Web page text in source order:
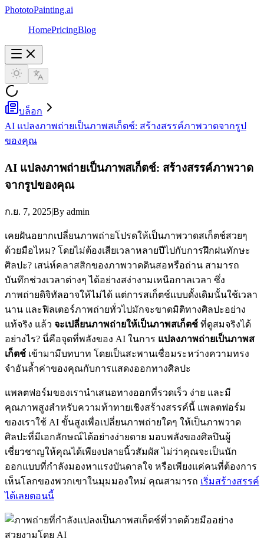
PhototoPainting.ai
HomePricingBlog
บล็อก
AI แปลงภาพถ่ายเป็นภาพสเก็ตช์: สร้างสรรค์ภาพวาดจากรูป
ของคุณ
AI แปลงภาพถ่ายเป็นภาพสเก็ตช์: สร้างสรรค์ภาพวาด
จากรูปของคุณ
ก.ย. 7, 2025|By admin
เคยฝันอยากเปลี่ยนภาพถ่ายโปรดให้เป็นภาพวาดสเก็ตช์สวยๆ
ด้วยมือไหม? โดยไม่ต้องเสียเวลาหลายปีไปกับการฝึกฝนทักษะ
ศิลปะ? เสน่ห์คลาสสิกของภาพวาดดินสอหรือถ่าน สามารถ
บันทึกช่วงเวลาต่างๆ ได้อย่างสง่างามเหนือกาลเวลา ซึ่ง
ภาพถ่ายดิจิทัลอาจให้ไม่ได้ แต่การสเก็ตช์แบบดั้งเดิมนั้นใช้เวลา
นาน และฟิลเตอร์ภาพถ่ายทั่วไปมักจะขาดมิติทางศิลปะอย่าง
แท้จริง แล้ว จะเปลี่ยนภาพถ่ายให้เป็นภาพสเก็ตช์ ที่ดูสมจริงได้
อย่างไร? นี่คือจุดที่พลังของ AI ในการ แปลงภาพถ่ายเป็นภาพส
เก็ตช์ เข้ามามีบทบาท โดยเป็นสะพานเชื่อมระหว่างความทรง
จำอันล้ำค่าของคุณกับการแสดงออกทางศิลปะ
แพลตฟอร์มของเรานำเสนอทางออกที่รวดเร็ว ง่าย และมี
คุณภาพสูงสำหรับความท้าทายเชิงสร้างสรรค์นี้ แพลตฟอร์ม
ของเราใช้ AI ขั้นสูงเพื่อเปลี่ยนภาพถ่ายใดๆ ให้เป็นภาพวาด
ศิลปะที่มีเอกลักษณ์ได้อย่างง่ายดาย มอบพลังของศิลปินผู้
เชี่ยวชาญให้คุณได้เพียงปลายนิ้วสัมผัส ไม่ว่าคุณจะเป็นนัก
ออกแบบที่กำลังมองหาแรงบันดาลใจ หรือเพียงแค่คนที่ต้องการ
เห็นโลกของพวกเขาในมุมมองใหม่ คุณสามารถ เริ่มสร้างสรรค์
ได้เลยตอนนี้